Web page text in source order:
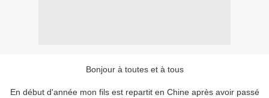
Bonjour à toutes et à tous
En début d'année mon fils est repartit en Chine après avoir passé